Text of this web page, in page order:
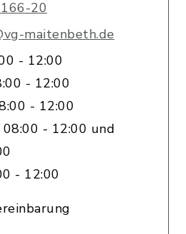
20
maitenbeth.de
- 12:00
- 12:00
- 12:00
- 12:00 und
- 12:00